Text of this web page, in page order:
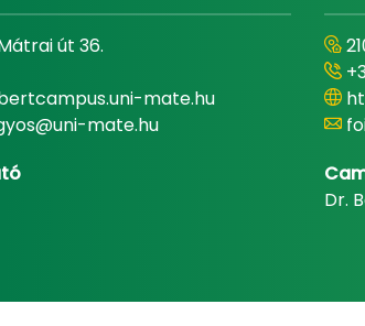
út 36.
mate.hu
mate.hu
Dr.